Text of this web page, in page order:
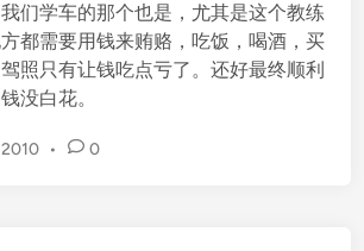
们学车的那个也是，尤其是这个教练
都需要用钱来贿赂，吃饭，喝酒，买
照只有让钱吃点亏了。还好最终顺利
没白花。
• 0